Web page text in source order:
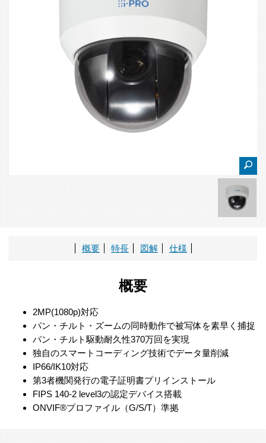
概要 特長 図解 仕様
概要
2MP(1080p)対応
パン・チルト・ズームの同時動作で被写体を素早く捕捉
パン・チルト駆動耐久性370万回を実現
独自のスマートコーディング技術でデータ量削減
IP66/IK10対応
第3者機関発行の電子証明書プリインストール
FIPS 140-2 level3の認定デバイス搭載
ONVIF®プロファイル（G/S/T）準拠